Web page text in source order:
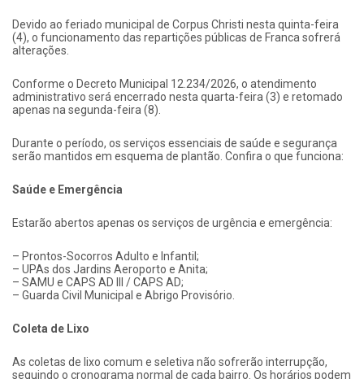
Devido ao feriado municipal de Corpus Christi nesta quinta-feira
(4), o funcionamento das repartições públicas de Franca sofrerá
alterações.
Conforme o Decreto Municipal 12.234/2026, o atendimento
administrativo será encerrado nesta quarta-feira (3) e retomado
apenas na segunda-feira (8).
Durante o período, os serviços essenciais de saúde e segurança
serão mantidos em esquema de plantão. Confira o que funciona:
Saúde e Emergência
Estarão abertos apenas os serviços de urgência e emergência:
– Prontos-Socorros Adulto e Infantil;
– UPAs dos Jardins Aeroporto e Anita;
– SAMU e CAPS AD III / CAPS AD;
– Guarda Civil Municipal e Abrigo Provisório.
Coleta de Lixo
As coletas de lixo comum e seletiva não sofrerão interrupção,
seguindo o cronograma normal de cada bairro. Os horários podem